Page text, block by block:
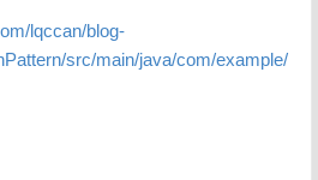
lqccan/blog-
src/main/java/com/example/